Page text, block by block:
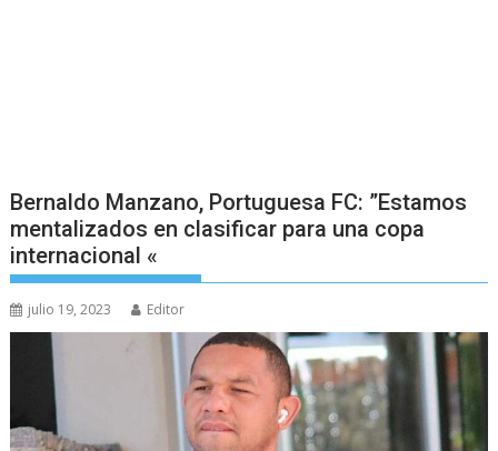
Bernaldo Manzano, Portuguesa FC: ”Estamos
mentalizados en clasificar para una copa
internacional «
julio 19, 2023 Editor